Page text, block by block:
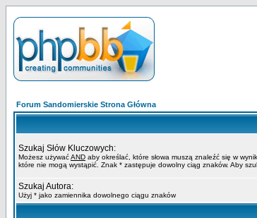
Forum Sandomierskie Strona Główna
Szukaj Słów Kluczowych:
Możesz używaćAND aby określać, które słowa muszą znaleźć się w
które nie mogą wystąpić. Znak * zastępuje dowolny ciąg znaków. Aby
Szukaj Autora:
Użyj * jako zamiennika dowolnego ciągu znaków